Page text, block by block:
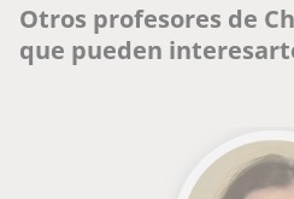
Otros profesores de
que pueden